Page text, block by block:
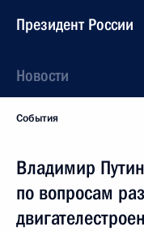
Президент России
Новости
События
Владимир
по вопросам